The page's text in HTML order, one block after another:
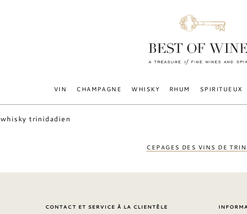
VIN CHAMPAGNE WHISKY RHUM SPIRITUEUX
whisky trinidadien
CEPAGES DES VINS DE
CONTACT ET SERVICE À LA CLIENTÈLE